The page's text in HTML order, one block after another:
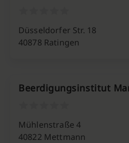
Düsseldorfer Str. 18
40878 Ratingen
Beerdigungsinstitut
Mühlenstraße 4
40822 Mettmann